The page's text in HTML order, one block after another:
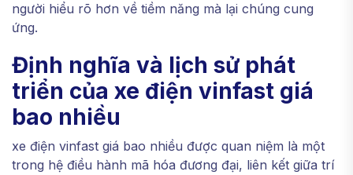
người hiểu rõ hơn về tiềm năng mà lại chúng cung
ứng.
Định nghĩa và lịch sử phát
triển của xe điện vinfast giá
bao nhiều
xe điện vinfast giá bao nhiều được quan niệm là một
trong hệ điều hành mã hóa đương đại, liên kết giữa trí